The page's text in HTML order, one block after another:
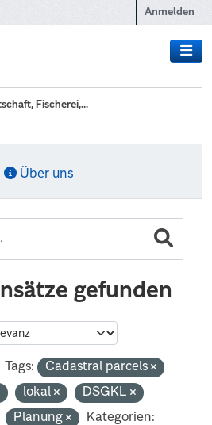
Anmelden
Fischerei,...
Über uns
gefunden
Tags:
Cadastral parcels
lokal
DSGKL
Planung
Kategorien: